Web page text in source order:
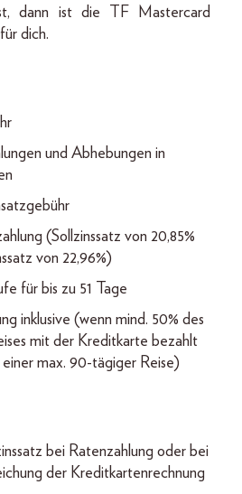
dann ist die TF Mastercard
dich.
und Abhebungen in
(Sollzinssatz von 20,85%
von 22,96%)
für bis zu 51 Tage
inklusive (wenn mind. 50% des
mit der Kreditkarte bezahlt
max. 90-tägiger Reise)
bei Ratenzahlung oder bei
der Kreditkartenrechnung